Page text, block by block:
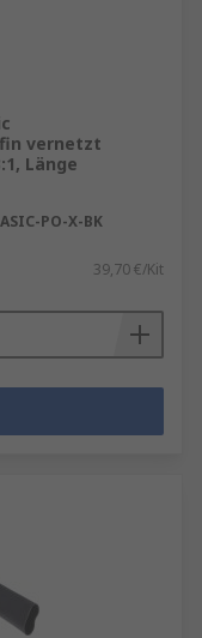
vernetzt
Länge
PO-X-BK
39,70 €/Kit